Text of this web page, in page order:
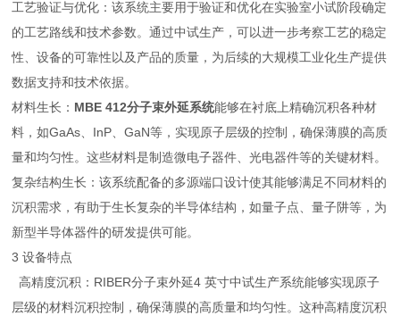
工艺验证与优化：该系统主要用于验证和优化在实验室小试阶段确定
的工艺路线和技术参数。通过中试生产，可以进一步考察工艺的稳定
性、设备的可靠性以及产品的质量，为后续的大规模工业化生产提供
数据支持和技术依据。
材料生长： MBE 412分子束外延系统能够在衬底上精确沉积各种材
料，如GaAs、InP、GaN等，实现原子层级的控制，确保薄膜的高质
量和均匀性。这些材料是制造微电子器件、光电器件等的关键材料。
复杂结构生长：该系统配备的多源端口设计使其能够满足不同材料的
沉积需求，有助于生长复杂的半导体结构，如量子点、量子阱等，为
新型半导体器件的研发提供可能。
3 设备特点
高精度沉积：RIBER分子束外延4 英寸中试生产系统能够实现原子
层级的材料沉积控制，确保薄膜的高质量和均匀性。这种高精度沉积